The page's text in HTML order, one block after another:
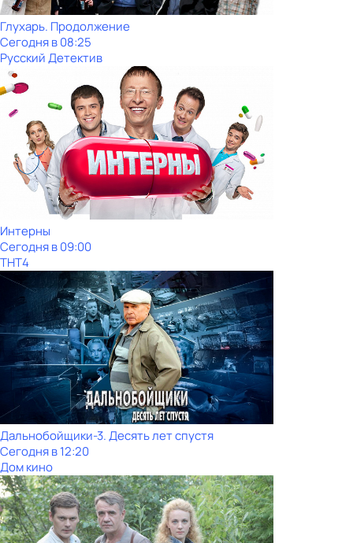
Глухарь. Продолжение
Сегодня в 08:25
Русский Детектив
Интерны
Сегодня в 09:00
ТНТ4
Дальнобойщики-3. Десять лет спустя
Сегодня в 12:20
Дом кино